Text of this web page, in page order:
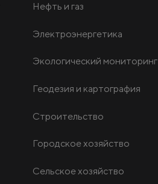
Нефть и газ
Электроэнергетика
Экологический мониторинг
Геодезия и картография
Строительство
Городское хозяйство
Сельское хозяйство